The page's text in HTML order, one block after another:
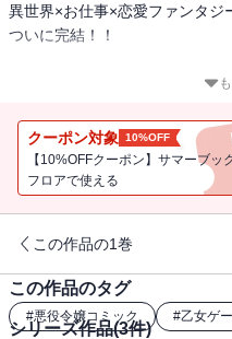
異世界×お仕事×恋愛ファンタジ
ついに完結！！
乙女ゲームの世界の悪役令嬢に
お忍びで通う常連客の王子とも
ため、二人で料理大会に出場す
しかし、レナを陥れようと様々
そして、王子との恋の結末は・
クーポン対象 10%OFF
【10%OFFクーポン】サマーブッ
フロアで使える
この作品の1巻
この作品のタグ
#悪役令嬢コミック #乙女ゲ
シリーズ作品(3件)